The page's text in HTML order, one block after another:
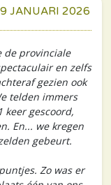
JANUARI 2026
de provinciale
en zelfs
gezien ook
telden immers
keer gescoord,
En... we kregen
gebeurt.
Zo was er